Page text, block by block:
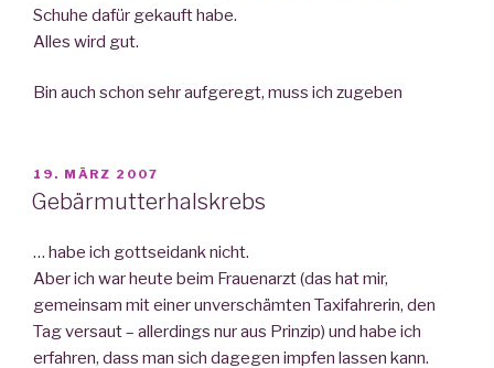
Schuhe dafür gekauft habe.
Alles wird gut.
Bin auch schon sehr aufgeregt, muss ich zugeben
VERÖFFENTLICHT
AM
19. MÄRZ 2007
Gebärmutterhalskrebs
… habe ich gottseidank nicht.
Aber ich war heute beim Frauenarzt (das hat mir,
gemeinsam mit einer unverschämten Taxifahrerin, den
Tag versaut – allerdings nur aus Prinzip) und habe ich
erfahren, dass man sich dagegen impfen lassen kann.